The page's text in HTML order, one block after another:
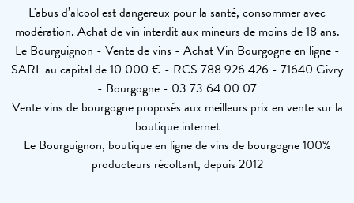
L'abus d’alcool est dangereux pour la santé, consommer avec
modération. Achat de vin interdit aux mineurs de moins de 18 ans.
Le Bourguignon - Vente de vins - Achat Vin Bourgogne en ligne -
SARL au capital de 10 000 € - RCS 788 926 426 - 71640 Givry
- Bourgogne - 03 73 64 00 07
Vente vins de bourgogne proposés aux meilleurs prix en vente sur la
boutique internet
Le Bourguignon, boutique en ligne de vins de bourgogne 100%
producteurs récoltant, depuis 2012